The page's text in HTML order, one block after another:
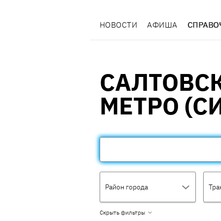
НОВОСТИ АФИША
МЕТРО
Район города
Скрыть фильтры